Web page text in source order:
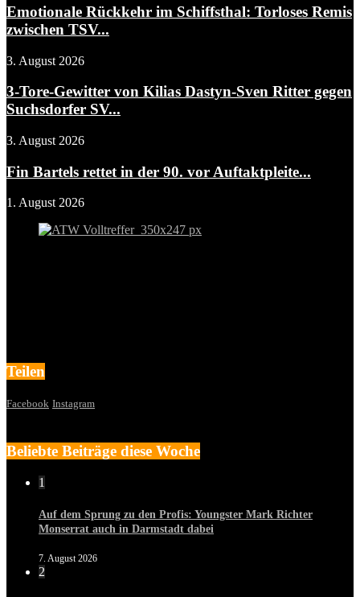
Emotionale Rückkehr im Schiffsthal: Torloses Remis
zwischen TSV...
3. August 2026
3-Tore-Gewitter von Kilias Dastyn-Sven Ritter gegen
Suchsdorfer SV...
3. August 2026
Fin Bartels rettet in der 90. vor Auftaktpleite...
1. August 2026
Teilen
Facebook Instagram
Beliebte Beiträge diese Woche
1
Auf dem Sprung zu den Profis: Youngster Mark Richter
Monserrat auch in Darmstadt dabei
7. August 2026
2